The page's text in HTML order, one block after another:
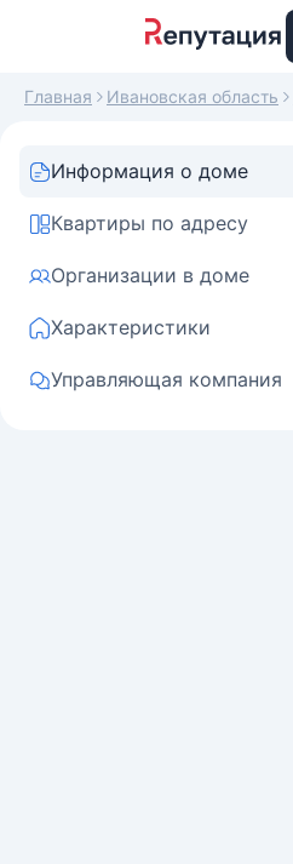
Главная Ивановская область
Информация о доме
Квартиры по адресу
Организации в доме
Характеристики
Управляющая компания